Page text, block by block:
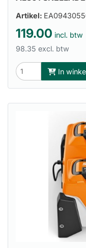
Artikel:
119.00 incl. btw
98.35 excl. btw
In